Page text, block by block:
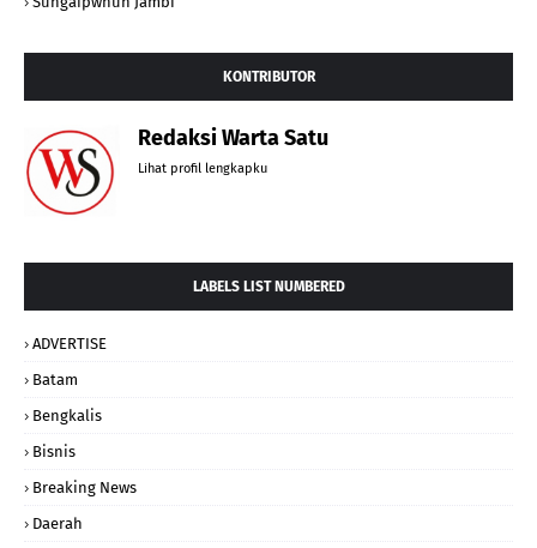
KONTRIBUTOR
Redaksi Warta Satu
Lihat profil lengkapku
LABELS LIST NUMBERED
ADVERTISE
Batam
Bengkalis
Bisnis
Breaking News
Daerah